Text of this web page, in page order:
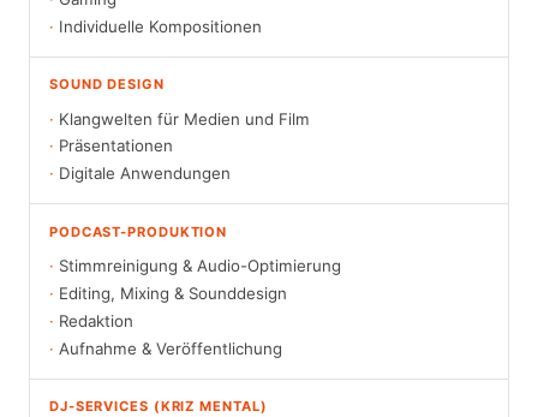
Individuelle Kompositionen
SOUND DESIGN
Klangwelten für Medien und Film
Präsentationen
Digitale Anwendungen
PODCAST-PRODUKTION
Stimmreinigung & Audio-Optimierung
Editing, Mixing & Sounddesign
Redaktion
Aufnahme & Veröffentlichung
DJ-SERVICES (KRIZ MENTAL)